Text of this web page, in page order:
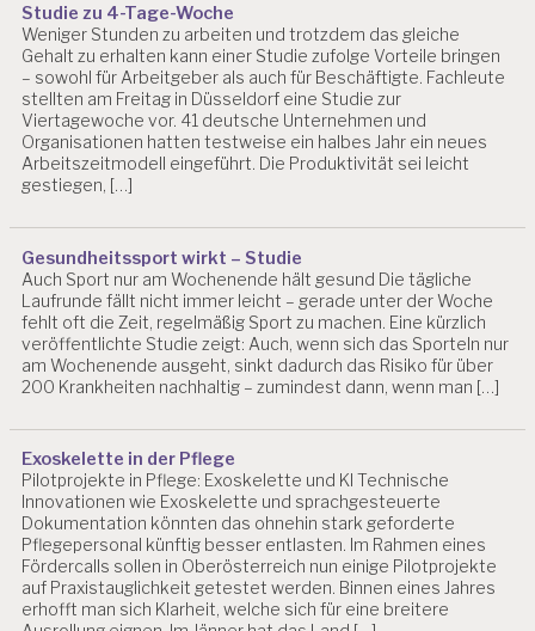
Studie zu 4-Tage-Woche
Weniger Stunden zu arbeiten und trotzdem das gleiche
Gehalt zu erhalten kann einer Studie zufolge Vorteile bringen
– sowohl für Arbeitgeber als auch für Beschäftigte. Fachleute
stellten am Freitag in Düsseldorf eine Studie zur
Viertagewoche vor. 41 deutsche Unternehmen und
Organisationen hatten testweise ein halbes Jahr ein neues
Arbeitszeitmodell eingeführt. Die Produktivität sei leicht
gestiegen, […]
Gesundheitssport wirkt – Studie
Auch Sport nur am Wochenende hält gesund Die tägliche
Laufrunde fällt nicht immer leicht – gerade unter der Woche
fehlt oft die Zeit, regelmäßig Sport zu machen. Eine kürzlich
veröffentlichte Studie zeigt: Auch, wenn sich das Sporteln nur
am Wochenende ausgeht, sinkt dadurch das Risiko für über
200 Krankheiten nachhaltig – zumindest dann, wenn man […]
Exoskelette in der Pflege
Pilotprojekte in Pflege: Exoskelette und KI Technische
Innovationen wie Exoskelette und sprachgesteuerte
Dokumentation könnten das ohnehin stark geforderte
Pflegepersonal künftig besser entlasten. Im Rahmen eines
Fördercalls sollen in Oberösterreich nun einige Pilotprojekte
auf Praxistauglichkeit getestet werden. Binnen eines Jahres
erhofft man sich Klarheit, welche sich für eine breitere